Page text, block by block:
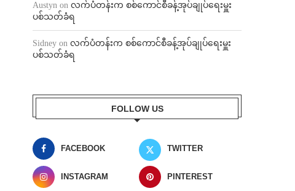
Austyn on လက်ပံတန်းက စစ်ကောင်စီခန့်အုပ်ချုပ်ရေးမှူး
ပစ်သတ်ခံရ
Sidney on လက်ပံတန်းက စစ်ကောင်စီခန့်အုပ်ချုပ်ရေးမှူး
ပစ်သတ်ခံရ
FOLLOW US
FACEBOOK TWITTER
INSTAGRAM PINTEREST